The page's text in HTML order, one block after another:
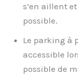
s’en aillent
possible.
Le parking à
accessible
possible de